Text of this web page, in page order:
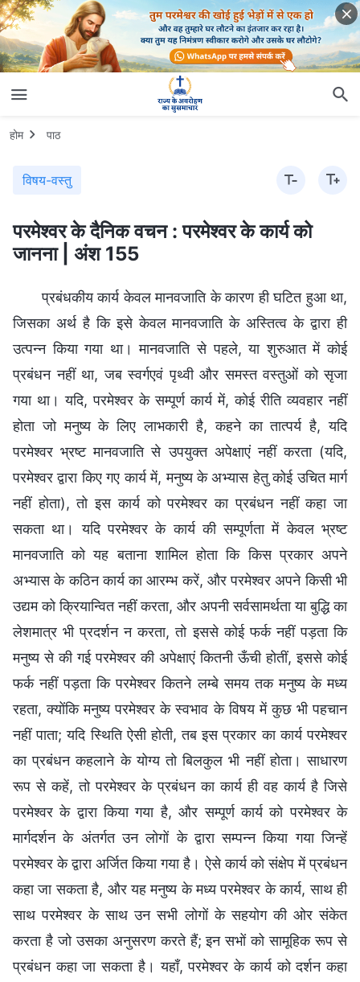
होम पाठ
विषय-वस्तु
परमेश्वर के दैनिक वचन : परमेश्वर के कार्य को
जानना | अंश 155
प्रबंधकीय कार्य केवल मानवजाति के कारण ही घटित हुआ था,
जिसका अर्थ है कि इसे केवल मानवजाति के अस्तित्व के द्वारा ही
उत्पन्न किया गया था। मानवजाति से पहले, या शुरुआत में कोई
प्रबंधन नहीं था, जब स्वर्गएवं पृथ्वी और समस्त वस्तुओं को सृजा
गया था। यदि, परमेश्वर के सम्पूर्ण कार्य में, कोई रीति व्यवहार नहीं
होता जो मनुष्य के लिए लाभकारी है, कहने का तात्पर्य है, यदि
परमेश्वर भ्रष्ट मानवजाति से उपयुक्त अपेक्षाएं नहीं करता (यदि,
परमेश्वर द्वारा किए गए कार्य में, मनुष्य के अभ्यास हेतु कोई उचित मार्ग
नहीं होता), तो इस कार्य को परमेश्वर का प्रबंधन नहीं कहा जा
सकता था। यदि परमेश्वर के कार्य की सम्पूर्णता में केवल भ्रष्ट
मानवजाति को यह बताना शामिल होता कि किस प्रकार अपने
अभ्यास के कठिन कार्य का आरम्भ करें, और परमेश्वर अपने किसी भी
उद्यम को क्रियान्वित नहीं करता, और अपनी सर्वसामर्थता या बुद्धि का
लेशमात्र भी प्रदर्शन न करता, तो इससे कोई फर्क नहीं पड़ता कि
मनुष्य से की गई परमेश्वर की अपेक्षाएं कितनी ऊँची होतीं, इससे कोई
फर्क नहीं पड़ता कि परमेश्वर कितने लम्बे समय तक मनुष्य के मध्य
रहता, क्योंकि मनुष्य परमेश्वर के स्वभाव के विषय में कुछ भी पहचान
नहीं पाता; यदि स्थिति ऐसी होती, तब इस प्रकार का कार्य परमेश्वर
का प्रबंधन कहलाने के योग्य तो बिलकुल भी नहीं होता। साधारण
रूप से कहें, तो परमेश्वर के प्रबंधन का कार्य ही वह कार्य है जिसे
परमेश्वर के द्वारा किया गया है, और सम्पूर्ण कार्य को परमेश्वर के
मार्गदर्शन के अंतर्गत उन लोगों के द्वारा सम्पन्न किया गया जिन्हें
परमेश्वर के द्वारा अर्जित किया गया है। ऐसे कार्य को संक्षेप में प्रबंधन
कहा जा सकता है, और यह मनुष्य के मध्य परमेश्वर के कार्य, साथ ही
साथ परमेश्वर के साथ उन सभी लोगों के सहयोग की ओर संकेत
करता है जो उसका अनुसरण करते हैं; इन सभों को सामूहिक रूप से
प्रबंधन कहा जा सकता है। यहाँ, परमेश्वर के कार्य को दर्शन कहा